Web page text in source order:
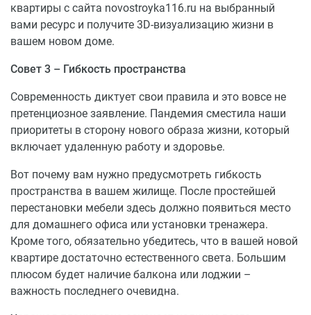
квартиры с сайта novostroyka116.ru на выбранный
вами ресурс и получите 3D-визуализацию жизни в
вашем новом доме.
Совет 3 – Гибкость пространства
Современность диктует свои правила и это вовсе не
претенциозное заявление. Пандемия сместила наши
приоритеты в сторону нового образа жизни, который
включает удаленную работу и здоровье.
Вот почему вам нужно предусмотреть гибкость
пространства в вашем жилище. После простейшей
перестановки мебели здесь должно появиться место
для домашнего офиса или установки тренажера.
Кроме того, обязательно убедитесь, что в вашей новой
квартире достаточно естественного света. Большим
плюсом будет наличие балкона или лоджии –
важность последнего очевидна.